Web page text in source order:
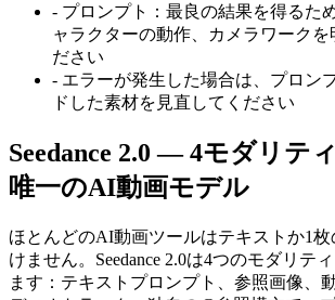
- プロンプト：最良の結果を得るた
ャラクターの動作、カメラワークを
ださい
- エラーが発生した場合は、プロン
ドした素材を見直してください
Seedance 2.0 — 4モダリテ
唯一のAI動画モデル
ほとんどのAI動画ツールはテキストか1
けません。Seedance 2.0は4つのモダリテ
ます：テキストプロンプト、参照画像、